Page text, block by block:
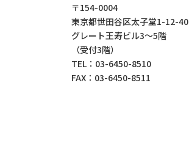
〒154-0004
東京都世⽥⾕区太⼦堂1-12-40
グレート王寿ビル3～5階
（受付3階）
TEL：03-6450-8510
FAX：03-6450-8511